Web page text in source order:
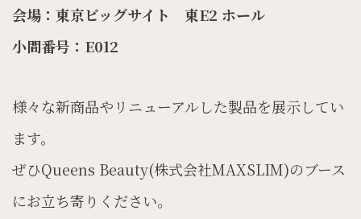
会場：東京ビッグサイト 東E2 ホール
小間番号：E012
様々な新商品やリニューアルした製品を展示してい
ます。
ぜひQueens Beauty(株式会社MAXSLIM)のブース
にお立ち寄りください。